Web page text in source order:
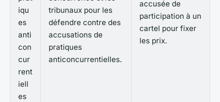
iqu
es
anti
con
cur
rent
iell
es
tribunaux pour les
défendre contre des
accusations de
pratiques
anticoncurrentielles.
accusée de
participation à un
cartel pour fixer
les prix.